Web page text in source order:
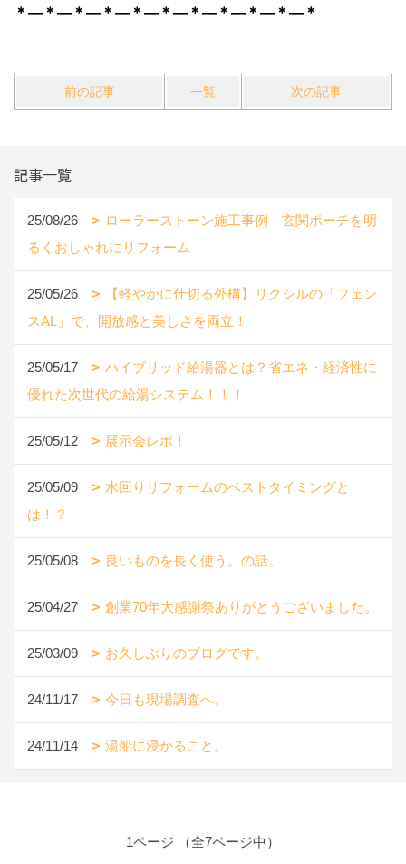
＊―＊―＊―＊―＊―＊―＊ ―＊―＊―＊―＊
前の記事 一覧 次の記事
記事一覧
25/08/26
ローラーストーン施工事例｜玄関ポーチを明
るくおしゃれにリフォーム
25/05/26
【軽やかに仕切る外構】リクシルの「フェン
スAL」で、開放感と美しさを両立！
25/05/17
ハイブリッド給湯器とは？省エネ・経済性に
優れた次世代の給湯システム！！！
25/05/12 展示会レポ！
25/05/09
水回りリフォームのベストタイミングと
は！？
25/05/08 良いものを長く使う。の話。
25/04/27 創業70年大感謝祭ありがとうございました。
25/03/09 お久しぶりのブログです。
24/11/17 今日も現場調査へ。
24/11/14 湯船に浸かること。
1ページ （全7ページ中）